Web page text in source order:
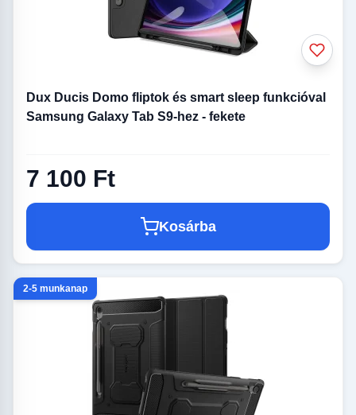
Dux Ducis Domo fliptok és smart sleep funkcióval
Samsung Galaxy Tab S9-hez - fekete
7 100 Ft
Kosárba
2-5 munkanap